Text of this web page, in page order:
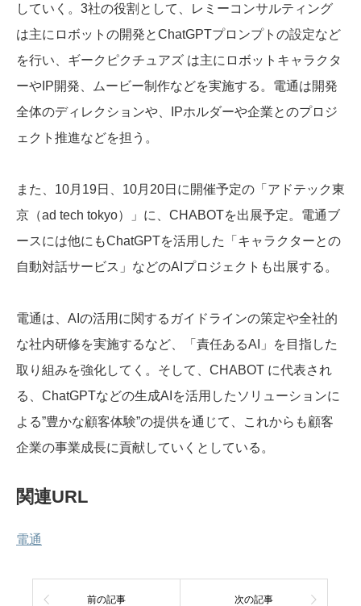
していく。3社の役割として、レミーコンサルティング
は主にロボットの開発とChatGPTプロンプトの設定など
を行い、ギークピクチュアズ は主にロボットキャラクタ
ーやIP開発、ムービー制作などを実施する。電通は開発
全体のディレクションや、IPホルダーや企業とのプロジ
ェクト推進などを担う。
また、10月19日、10月20日に開催予定の「アドテック東
京（ad tech tokyo）」に、CHABOTを出展予定。電通ブ
ースには他にもChatGPTを活用した「キャラクターとの
自動対話サービス」などのAIプロジェクトも出展する。
電通は、AIの活用に関するガイドラインの策定や全社的
な社内研修を実施するなど、「責任あるAI」を目指した
取り組みを強化してく。そして、CHABOT に代表され
る、ChatGPTなどの生成AIを活用したソリューションに
よる”豊かな顧客体験”の提供を通じて、これからも顧客
企業の事業成長に貢献していくとしている。
関連URL
電通
前の記事 次の記事